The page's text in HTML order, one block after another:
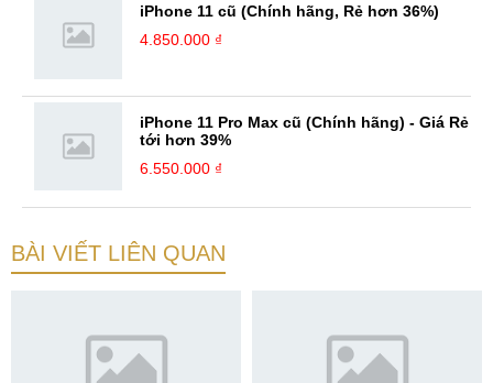
iPhone 11 cũ (Chính hãng, Rẻ hơn 36%)
4.850.000 ₫
iPhone 11 Pro Max cũ (Chính hãng) - Giá Rẻ
tới hơn 39%
6.550.000 ₫
BÀI VIẾT LIÊN QUAN